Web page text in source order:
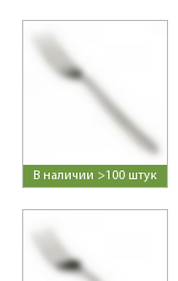
В наличии >100 штук